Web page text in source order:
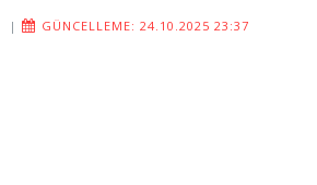
|
GÜNCELLEME: 24.10.2025 23:37